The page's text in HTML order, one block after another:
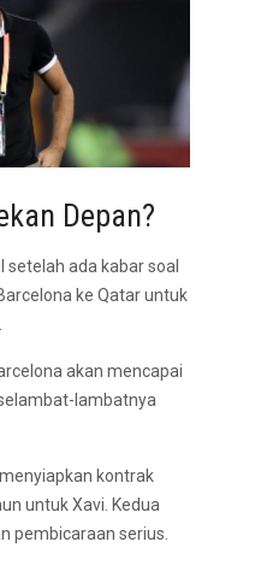
Depan?
setelah ada kabar soal
ke Qatar untuk
akan mencapai
lambatnya
kontrak
untuk Xavi. Kedua
pembicaraan serius.